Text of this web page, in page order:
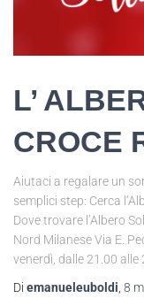
L’
CROCE
Aiutaci a regalare un
semplici step: Cerca
Dove trovare l’Albero
Nord Milanese Via E.
venerdì, dalle 21.00
Di emanueleuboldi 8